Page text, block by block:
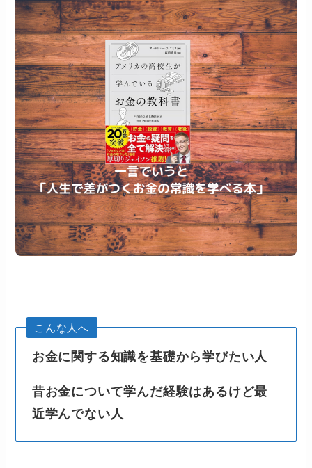
こんな人へ
お金に関する知識を基礎から学びたい人
昔お金について学んだ経験はあるけど最
近学んでない人